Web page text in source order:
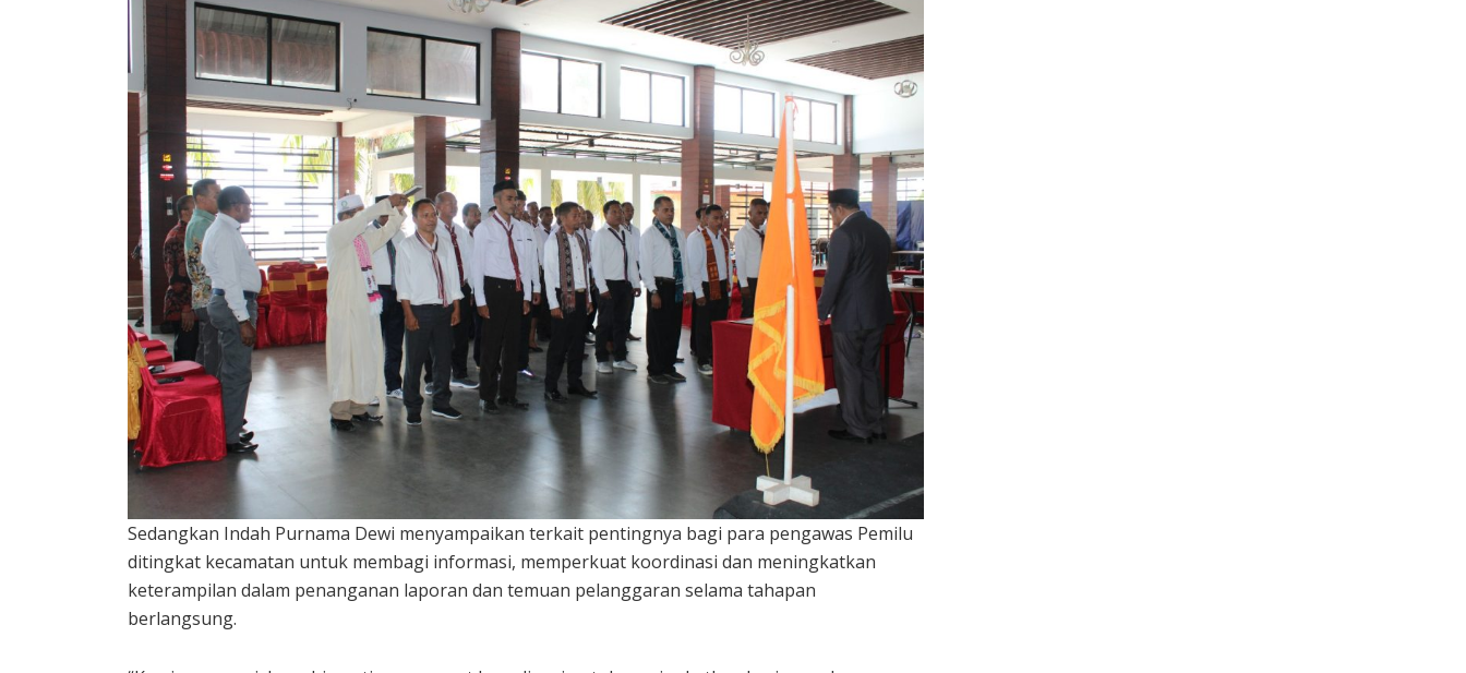
Sedangkan Indah Purnama Dewi menyampaikan terkait pentingnya bagi para pengawas Pemilu
ditingkat kecamatan untuk membagi informasi, memperkuat koordinasi dan meningkatkan
keterampilan dalam penanganan laporan dan temuan pelanggaran selama tahapan
berlangsung.